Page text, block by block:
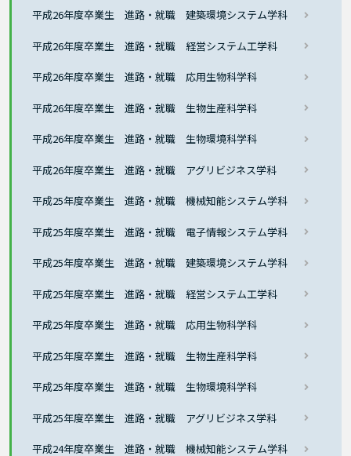
平成26年度卒業生 進路・就職 建築環境システム学科
平成26年度卒業生 進路・就職 経営システム工学科
平成26年度卒業生 進路・就職 応用生物科学科
平成26年度卒業生 進路・就職 生物生産科学科
平成26年度卒業生 進路・就職 生物環境科学科
平成26年度卒業生 進路・就職 アグリビジネス学科
平成25年度卒業生 進路・就職 機械知能システム学科
平成25年度卒業生 進路・就職 電子情報システム学科
平成25年度卒業生 進路・就職 建築環境システム学科
平成25年度卒業生 進路・就職 経営システム工学科
平成25年度卒業生 進路・就職 応用生物科学科
平成25年度卒業生 進路・就職 生物生産科学科
平成25年度卒業生 進路・就職 生物環境科学科
平成25年度卒業生 進路・就職 アグリビジネス学科
平成24年度卒業生 進路・就職 機械知能システム学科